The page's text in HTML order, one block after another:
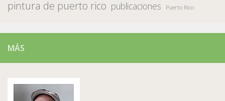
pintura de puerto rico publicaciones Puerto Rico
MÁS